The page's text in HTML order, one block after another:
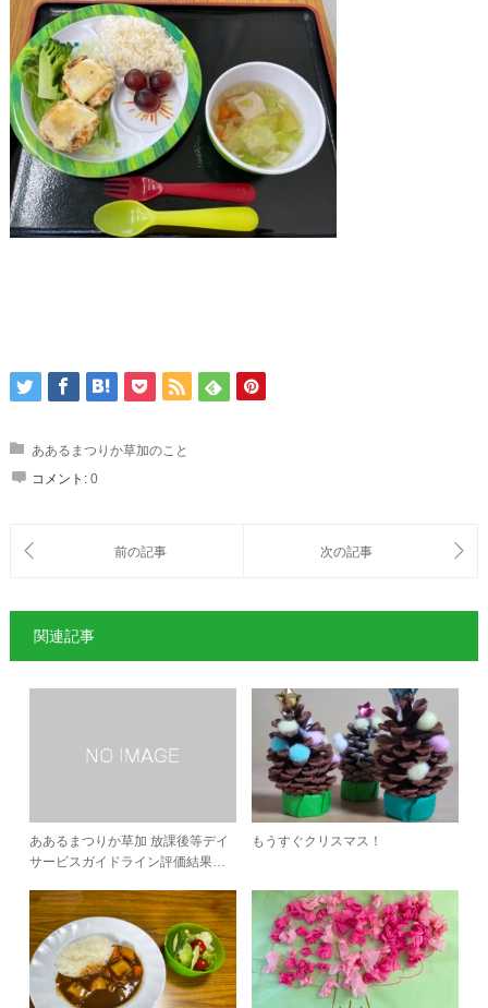
ああるまつりか草加のこと
コメント: 0
関連記事
ああるまつりか草加 放課後等デイ
サービスガイドライン評価結果…
もうすぐクリスマス！